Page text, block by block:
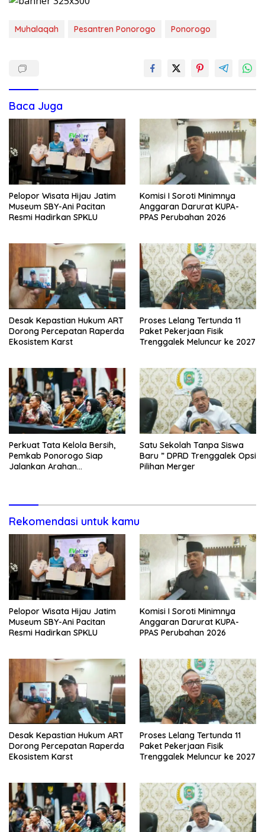
Muhalaqah Pesantren Ponorogo Ponorogo
Baca Juga
Pelopor Wisata Hijau Jatim
Museum SBY-Ani Pacitan
Resmi Hadirkan SPKLU
Komisi I Soroti Minimnya
Anggaran Darurat KUPA-
PPAS Perubahan 2026
Desak Kepastian Hukum ART
Dorong Percepatan Raperda
Ekosistem Karst
Proses Lelang Tertunda 11
Paket Pekerjaan Fisik
Trenggalek Meluncur ke 2027
Perkuat Tata Kelola Bersih,
Pemkab Ponorogo Siap
Jalankan Arahan
Satu Sekolah Tanpa Siswa
Baru ” DPRD Trenggalek Opsi
Pilihan Merger
Rekomendasi untuk kamu
Pelopor Wisata Hijau Jatim
Museum SBY-Ani Pacitan
Resmi Hadirkan SPKLU
Komisi I Soroti Minimnya
Anggaran Darurat KUPA-
PPAS Perubahan 2026
Desak Kepastian Hukum ART
Dorong Percepatan Raperda
Ekosistem Karst
Proses Lelang Tertunda 11
Paket Pekerjaan Fisik
Trenggalek Meluncur ke 2027